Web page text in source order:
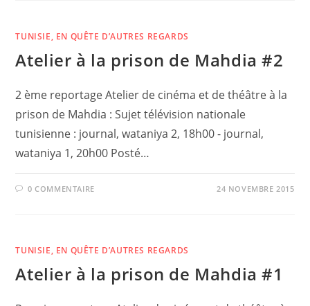
TUNISIE, EN QUÊTE D’AUTRES REGARDS
Atelier à la prison de Mahdia #2
2 ème reportage Atelier de cinéma et de théâtre à la
prison de Mahdia : Sujet télévision nationale
tunisienne : journal, wataniya 2, 18h00 - journal,
wataniya 1, 20h00 Posté…
0 COMMENTAIRE 24 NOVEMBRE 2015
TUNISIE, EN QUÊTE D’AUTRES REGARDS
Atelier à la prison de Mahdia #1